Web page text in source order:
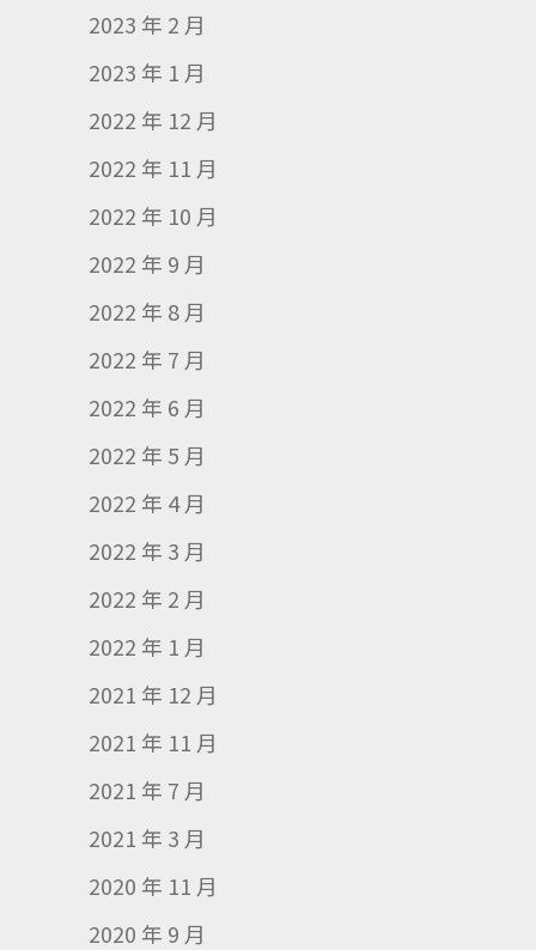
2023 年 2 月
2023 年 1 月
2022 年 12 月
2022 年 11 月
2022 年 10 月
2022 年 9 月
2022 年 8 月
2022 年 7 月
2022 年 6 月
2022 年 5 月
2022 年 4 月
2022 年 3 月
2022 年 2 月
2022 年 1 月
2021 年 12 月
2021 年 11 月
2021 年 7 月
2021 年 3 月
2020 年 11 月
2020 年 9 月